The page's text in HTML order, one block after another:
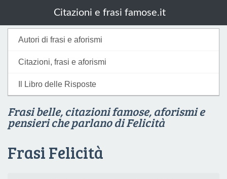
Autori di frasi e aforismi
Citazioni, frasi e aforismi
Il Libro delle Risposte
Citazioni e frasi famose.it
Frasi belle, citazioni famose, aforismi e
pensieri che parlano di Felicità
Frasi Felicità